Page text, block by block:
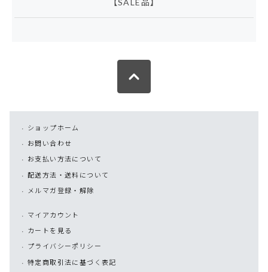
ショップホーム
お問い合わせ
お支払い方法について
配送方法・送料について
メルマガ登録・解除
マイアカウント
カートを見る
プライバシーポリシー
特定商取引法に基づく表記